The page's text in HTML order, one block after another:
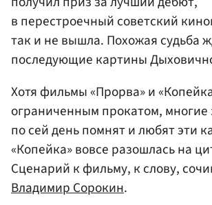
в перестроечный советский
так и не вышла. Похожая судьба
последующие картины
Хотя фильмы «Прорва» и
ограниченным прокатом, многие
по сей день помнят и любят эти
«Копейка» вовсе разошлась на
Сценарий к фильму, к слову,
Владимир Сорокин.